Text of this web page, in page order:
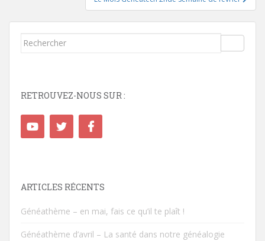
Rechercher...
RETROUVEZ-NOUS SUR :
ARTICLES RÉCENTS
Généathème – en mai, fais ce qu’il te plaît !
Généathème d’avril – La santé dans notre généalogie